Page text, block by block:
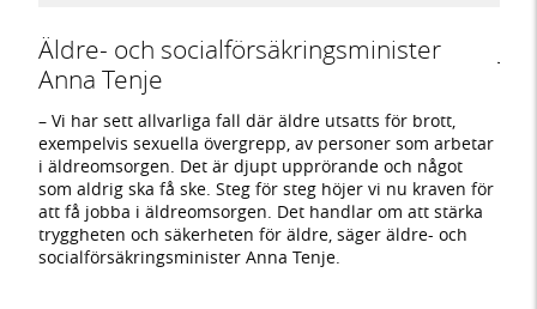
Äldre- och socialförsäkringsminister
Anna Tenje
– Vi har sett allvarliga fall där äldre utsatts för brott,
exempelvis sexuella övergrepp, av personer som arbetar
i äldreomsorgen. Det är djupt upprörande och något
som aldrig ska få ske. Steg för steg höjer vi nu kraven för
att få jobba i äldreomsorgen. Det handlar om att stärka
tryggheten och säkerheten för äldre, säger äldre- och
socialförsäkringsminister Anna Tenje.